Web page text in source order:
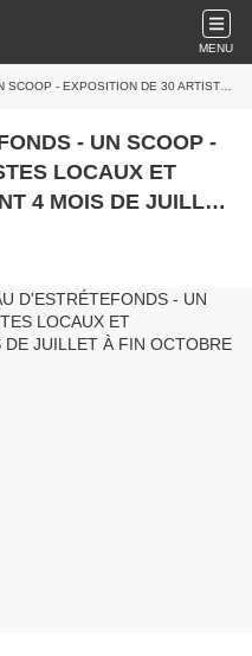
MENU
ET INTERNATIONAUX DURANT 4 MOIS DE JUILLET À FIN OCTOBRE 2024
- UN SCOOP -
LOCAUX ET
4 MOIS DE JUILLET